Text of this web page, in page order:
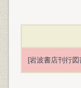
[岩波書店刊行